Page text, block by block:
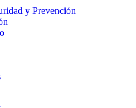
y Prevención